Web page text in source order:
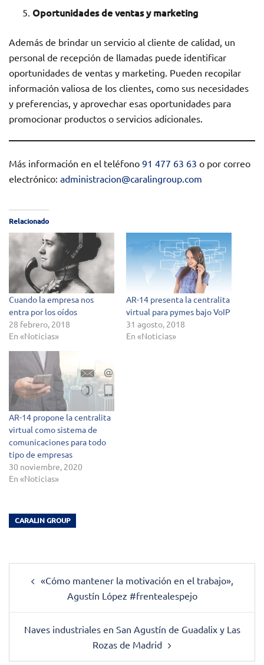
Oportunidades de ventas y marketing
Además de brindar un servicio al cliente de calidad, un
personal de recepción de llamadas puede identificar
oportunidades de ventas y marketing. Pueden recopilar
información valiosa de los clientes, como sus necesidades
y preferencias, y aprovechar esas oportunidades para
promocionar productos o servicios adicionales.
Más información en el teléfono 91 477 63 63 o por correo
electrónico: administracion@caralingroup.com
Relacionado
Cuando la empresa nos
entra por los oídos
28 febrero, 2018
En «Noticias»
AR-14 presenta la centralita
virtual para pymes bajo VoIP
31 agosto, 2018
En «Noticias»
AR-14 propone la centralita
virtual como sistema de
comunicaciones para todo
tipo de empresas
30 noviembre, 2020
En «Noticias»
CARALIN GROUP
navigation
«Cómo mantener la motivación en el trabajo»,
Agustín López #frentealespejo
Naves industriales en San Agustín de Guadalix y Las
Rozas de Madrid